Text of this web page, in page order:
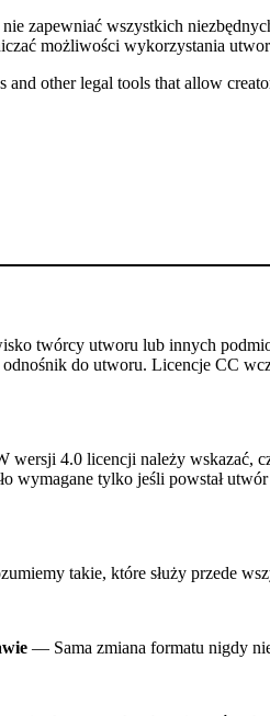
zapewniać wszystkich
możliwości wykorzystania
other legal tools that allow
twórcy utworu lub innych
do utworu. Licencje CC
wersji 4.0 licencji należy wskazać,
wymagane tylko jeśli powstał
takie, które służy przede
— Sama zmiana formatu nigdy